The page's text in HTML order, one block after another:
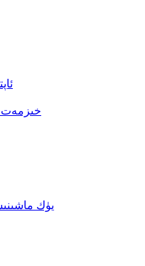
يۈك